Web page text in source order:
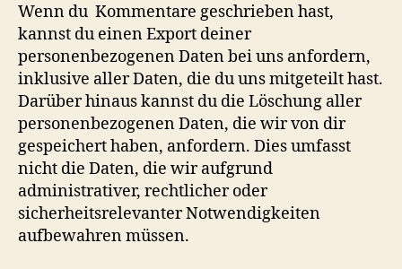
Wenn du Kommentare geschrieben hast,
kannst du einen Export deiner
personenbezogenen Daten bei uns anfordern,
inklusive aller Daten, die du uns mitgeteilt hast.
Darüber hinaus kannst du die Löschung aller
personenbezogenen Daten, die wir von dir
gespeichert haben, anfordern. Dies umfasst
nicht die Daten, die wir aufgrund
administrativer, rechtlicher oder
sicherheitsrelevanter Notwendigkeiten
aufbewahren müssen.